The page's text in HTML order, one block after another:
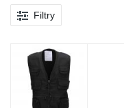
Filtry